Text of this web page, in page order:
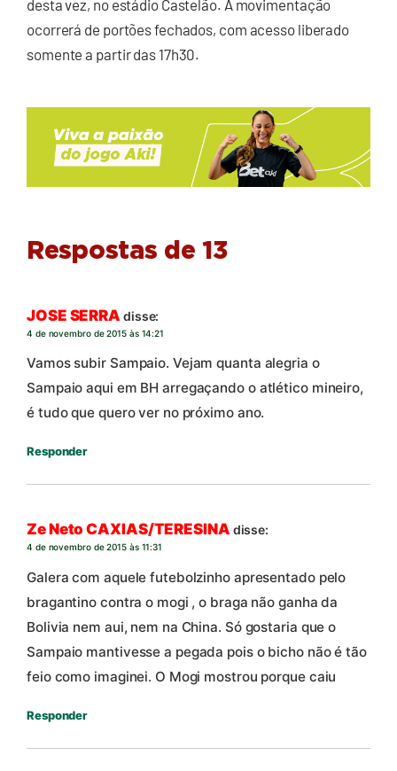
desta vez, no estádio Castelão. A movimentação
ocorrerá de portões fechados, com acesso liberado
somente a partir das 17h30.
Respostas de 13
JOSE SERRA disse:
4 de novembro de 2015 às 14:21
Vamos subir Sampaio. Vejam quanta alegria o
Sampaio aqui em BH arregaçando o atlético mineiro,
é tudo que quero ver no próximo ano.
Responder
Ze Neto CAXIAS/TERESINA disse:
4 de novembro de 2015 às 11:31
Galera com aquele futebolzinho apresentado pelo
bragantino contra o mogi , o braga não ganha da
Bolivia nem aui, nem na China. Só gostaria que o
Sampaio mantivesse a pegada pois o bicho não é tão
feio como imaginei. O Mogi mostrou porque caiu
Responder